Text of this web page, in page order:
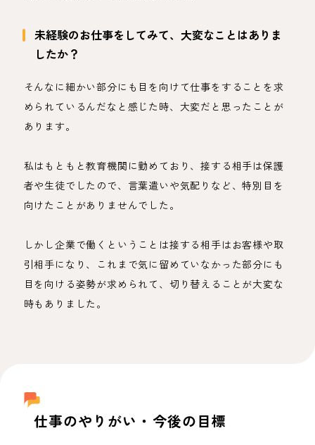
未経験のお仕事をしてみて、大変なことはありま
したか？
そんなに細かい部分にも目を向けて仕事をすることを求
められているんだなと感じた時、大変だと思ったことが
あります。
私はもともと教育機関に勤めており、接する相手は保護
者や生徒でしたので、言葉遣いや気配りなど、特別目を
向けたことがありませんでした。
しかし企業で働くということは接する相手はお客様や取
引相手になり、これまで気に留めていなかった部分にも
目を向ける姿勢が求められて、切り替えることが大変な
時もありました。
仕事のやりがい・今後の目標